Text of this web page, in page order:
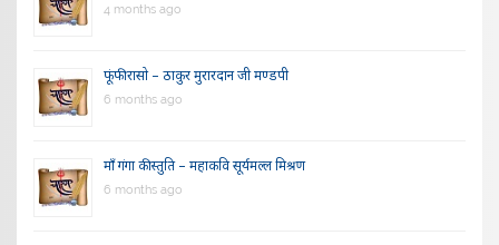
4 months ago
फूंफी रासो – ठाकुर मुरारदान जी मण्डपी
6 months ago
माँ गंगा की स्तुति – महाकवि सूर्यमल्ल मिश्रण
6 months ago